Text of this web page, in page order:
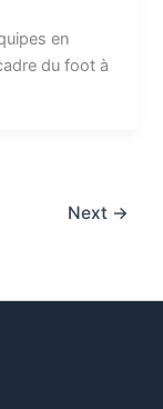
en
du foot à
Next →